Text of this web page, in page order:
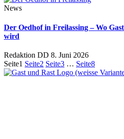
News
Der Oedhof in Freilassing – Wo
wird
Redaktion DD 8. Juni 2026
Seite1 Seite2 Seite3 … Seite8